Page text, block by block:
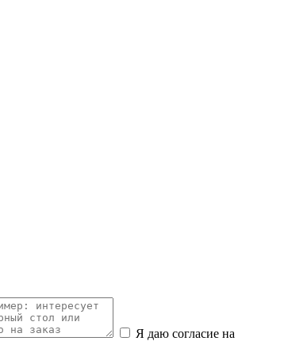
Я даю согласие на